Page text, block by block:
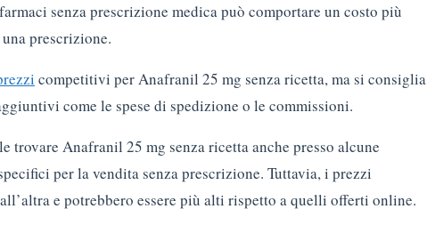
senza prescrizione medica può comportare un costo più
prescrizione.
competitivi per Anafranil 25 mg senza ricetta, ma si consiglia
come le spese di spedizione o le commissioni.
trovare Anafranil 25 mg senza ricetta anche presso alcune
per la vendita senza prescrizione. Tuttavia, i prezzi
e potrebbero essere più alti rispetto a quelli offerti online.